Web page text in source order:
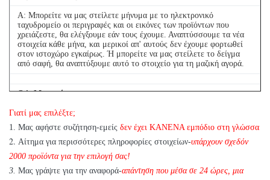
Α: Μπορείτε να μας στείλετε μήνυμα με το ηλεκτρονικό
ταχυδρομείο οι περιγραφές και οι εικόνες των προϊόντων που
χρειάζεστε, θα ελέγξουμε εάν τους έχουμε. Αναπτύσσουμε τα νέα
στοιχεία κάθε μήνα, και μερικοί απ' αυτούς δεν έχουμε φορτωθεί
στον ιστοχώρο εγκαίρως. Ή μπορείτε να μας στείλετε το δείγμα
από σαφή, θα αναπτύξουμε αυτό το στοιχείο για τη μαζική αγορά.
Q4: Μπορούμενα
Α: Ναι, είμαστε ευτυχείς να στείλουμε 1pc για την ποιότητα που
εξετάζει εάν έχουμε το στοιχείο που χρειάζεστε στο απόθεμα
Γιατί μας επιλέξτε;
1. Μας αφήστε συζήτηση-εμείς δεν έχει ΚΑΝΕΝΑ εμπόδιο στη γλώσσα
2. Αίτημα για περισσότερες πληροφορίες στοιχείων-υπάρχουν σχεδόν
2000 προϊόντα για την επιλογή σας!
3. Μας γράψτε για την αναφορά-απάντηση που μέσα σε 24 ώρες, μια